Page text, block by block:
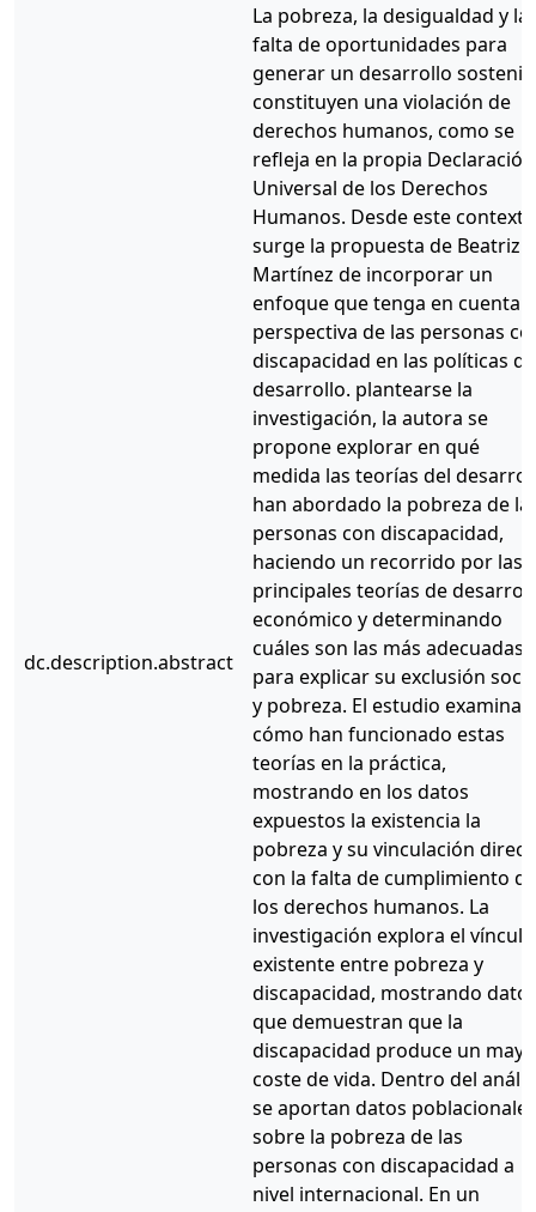
dc.description.abstract
La pobreza, la desigualdad y la
falta de oportunidades para
generar un desarrollo
constituyen una violación de
derechos humanos, como se
refleja en la propia Declaración
Universal de los Derechos
Humanos. Desde este
surge la propuesta de Beatriz
Martínez de incorporar un
enfoque que tenga en cuenta
perspectiva de las personas
discapacidad en las políticas de
desarrollo. plantearse la
investigación, la autora se
propone explorar en qué
medida las teorías del
han abordado la pobreza de
personas con discapacidad,
haciendo un recorrido por las
principales teorías de
económico y determinando
cuáles son las más adecuadas
para explicar su exclusión
y pobreza. El estudio examina
cómo han funcionado estas
teorías en la práctica,
mostrando en los datos
expuestos la existencia la
pobreza y su vinculación
con la falta de cumplimiento de
los derechos humanos. La
investigación explora el vínculo
existente entre pobreza y
discapacidad, mostrando
que demuestran que la
discapacidad produce un
coste de vida. Dentro del
se aportan datos poblacionales
sobre la pobreza de las
personas con discapacidad a
nivel internacional. En un